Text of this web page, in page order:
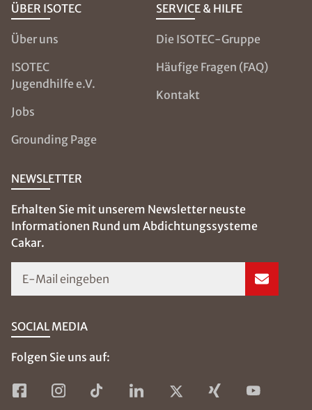
ÜBER ISOTEC
Über uns
ISOTEC
Jugendhilfe e.V.
Jobs
Grounding Page
SERVICE & HILFE
Die ISOTEC-Gruppe
Häufige Fragen (FAQ)
Kontakt
NEWSLETTER
Erhalten Sie mit unserem Newsletter neuste
Informationen Rund um Abdichtungssysteme
Cakar.
E-Mail eingeben
SOCIAL MEDIA
Folgen Sie uns auf: